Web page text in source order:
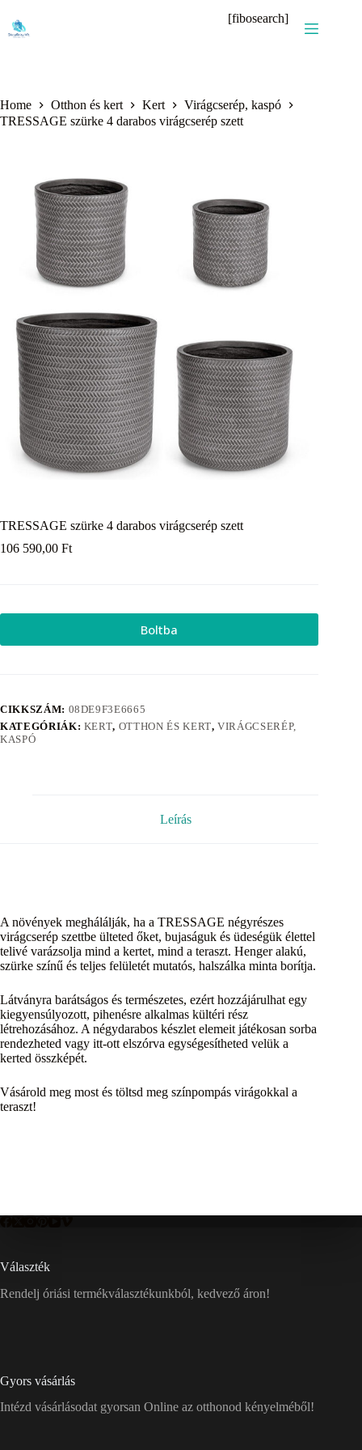
content
[fibosearch]
Home Otthon és kert Kert
Virágcserép, kaspó
TRESSAGE szürke 4 darabos virágcserép szett
TRESSAGE szürke 4 darabos virágcserép szett
106 590,00 Ft
Boltba
CIKKSZÁM: 08DE9F3E6665
KATEGÓRIÁK: KERT, OTTHON ÉS KERT,VIRÁGCSERÉP,
KASPÓ
Leírás
A növények meghálálják, ha a TRESSAGE négyrészes
virágcserép szettbe ülteted őket, bujaságuk és üdeségük élettel
telivé varázsolja mind a kertet, mind a teraszt. Henger alakú,
szürke színű és teljes felületét mutatós, halszálka minta borítja.
Látványra barátságos és természetes, ezért hozzájárulhat egy
kiegyensúlyozott, pihenésre alkalmas kültéri rész
létrehozásához. A négydarabos készlet elemeit játékosan sorba
rendezheted vagy itt-ott elszórva egységesítheted velük a
kerted összképét.
Vásárold meg most és töltsd meg színpompás virágokkal a
teraszt!
Választék
Rendelj óriási termékválasztékunkból, kedvező áron!
Gyors vásárlás
Intézd vásárlásodat gyorsan Online az otthonod kényelméből!